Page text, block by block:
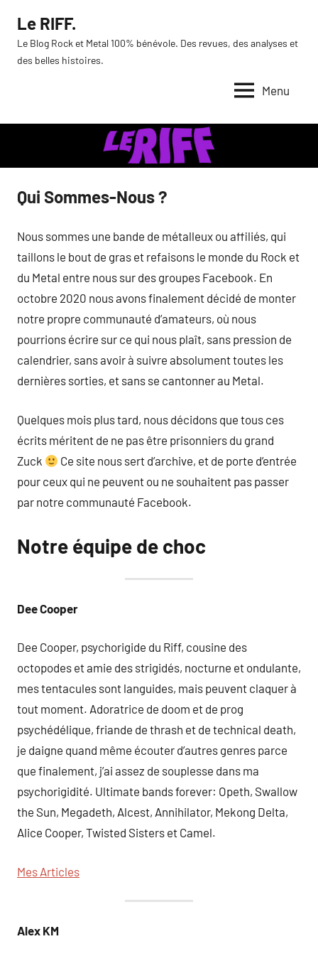
contenu
Le RIFF.
Le Blog Rock et Metal 100% bénévole. Des revues, des analyses et
des belles histoires.
Menu
Qui Sommes-Nous ?
Nous sommes une bande de métalleux ou affiliés, qui
taillons le bout de gras et refaisons le monde du Rock et
du Metal entre nous sur des groupes Facebook. En
octobre 2020 nous avons finalement décidé de monter
notre propre communauté d’amateurs, où nous
pourrions écrire sur ce qui nous plaît, sans pression de
calendrier, sans avoir à suivre absolument toutes les
dernières sorties, et sans se cantonner au Metal.
Quelques mois plus tard, nous décidons que tous ces
écrits méritent de ne pas être prisonniers du grand
Zuck
Ce site nous sert d’archive, et de porte d’entrée
pour ceux qui ne peuvent ou ne souhaitent pas passer
par notre communauté Facebook.
Notre équipe de choc
Dee Cooper
Dee Cooper, psychorigide du Riff, cousine des
octopodes et amie des strigidés, nocturne et ondulante,
mes tentacules sont languides, mais peuvent claquer à
tout moment. Adoratrice de doom et de prog
psychédélique, friande de thrash et de technical death,
je daigne quand même écouter d’autres genres parce
que finalement, j’ai assez de souplesse dans ma
psychorigidité. Ultimate bands forever: Opeth, Swallow
the Sun, Megadeth, Alcest, Annihilator, Mekong Delta,
Alice Cooper, Twisted Sisters et Camel.
Mes Articles
Alex KM